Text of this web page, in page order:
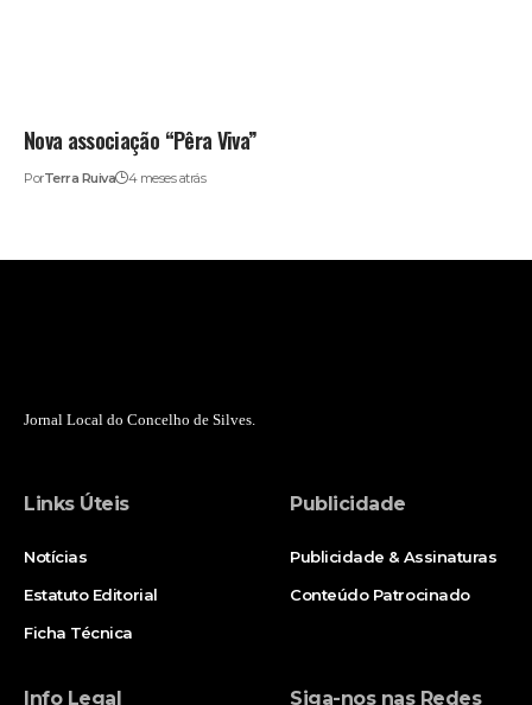
Nova associação “Pêra Viva”
PorTerra Ruiva 4 meses atrás
Jornal Local do Concelho de Silves.
Links Úteis
Notícias
Estatuto Editorial
Ficha Técnica
Publicidade
Publicidade & Assinaturas
Conteúdo Patrocinado
Info Legal Siga-nos nas Redes